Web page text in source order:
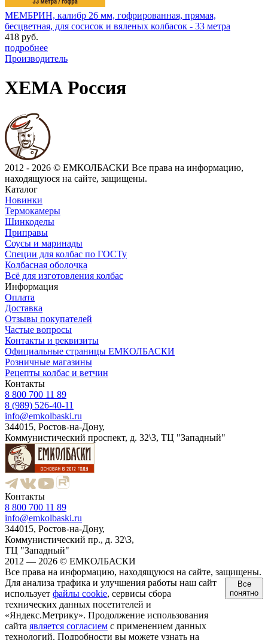
МЕМБРИН, калибр 26 мм, гофрированная, прямая,
бесцветная, для сосисок и вяленых колбасок - 33 метра
418 руб.
подробнее
Производитель
ХЕМА Россия
2012 - 2026 © ЕМКОЛБАСКИ Все права на информацию,
находящуюся на сайте, защищены.
Каталог
Новинки
Термокамеры
Шинкоделы
Приправы
Соусы и маринады
Специи для колбас по ГОСТу
Колбасная оболочка
Всё для изготовления колбас
Информация
Оплата
Доставка
Отзывы покупателей
Частые вопросы
Контакты и реквизиты
Официальные страницы ЕМКОЛБАСКИ
Розничные магазины
Рецепты колбас и ветчин
Контакты
8 800 700 11 89
8 (989) 526-40-11
info@emkolbaski.ru
344015, Ростов-на-Дону,
Коммунистический проспект, д. 32\3, ТЦ "Западный"
Контакты
8 800 700 11 89
info@emkolbaski.ru
344015, Ростов-на-Дону,
Коммунистический пр., д. 32\3,
ТЦ "Западный"
2012 — 2026 © ЕМКОЛБАСКИ
Все права на информацию, находящуюся на сайте, защищены.
Для анализа трафика и улучшения работы наш сайт
использует файлы cookie, сервисы сбора
технических данных посетителей и
«Яндекс.Метрику». Продолжение использования
сайта является согласием с применением данных
технологий. Подробности вы можете узнать на
Все
понятно